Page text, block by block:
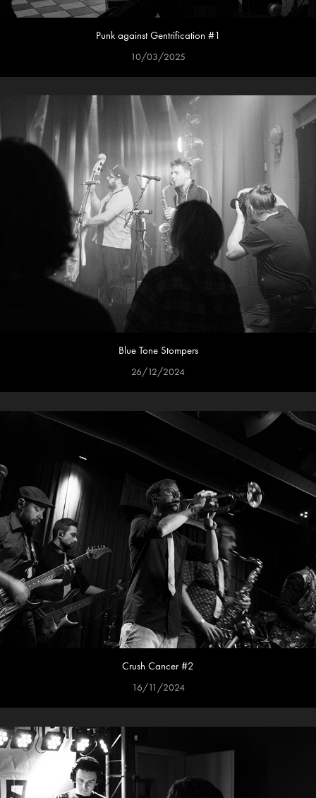
Punk against Gentrification #1
10/03/2025
Blue Tone Stompers
26/12/2024
Crush Cancer #2
16/11/2024